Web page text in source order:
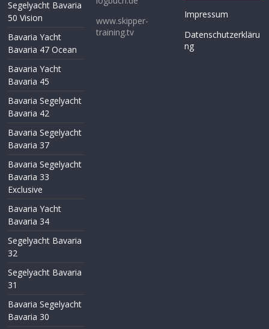
Segelyacht Bavaria
50 Vision
Bavaria Yacht
Bavaria 47 Ocean
Bavaria Yacht
Bavaria 45
Bavaria Segelyacht
Bavaria 42
Bavaria Segelyacht
Bavaria 37
Bavaria Segelyacht
Bavaria 33
Exclusive
Bavaria Yacht
Bavaria 34
Segelyacht Bavaria
32
Segelyacht Bavaria
31
Bavaria Segelyacht
Bavaria 30
www.skipper-
training.tv
Impressum
Datenschutzerkläru
ng